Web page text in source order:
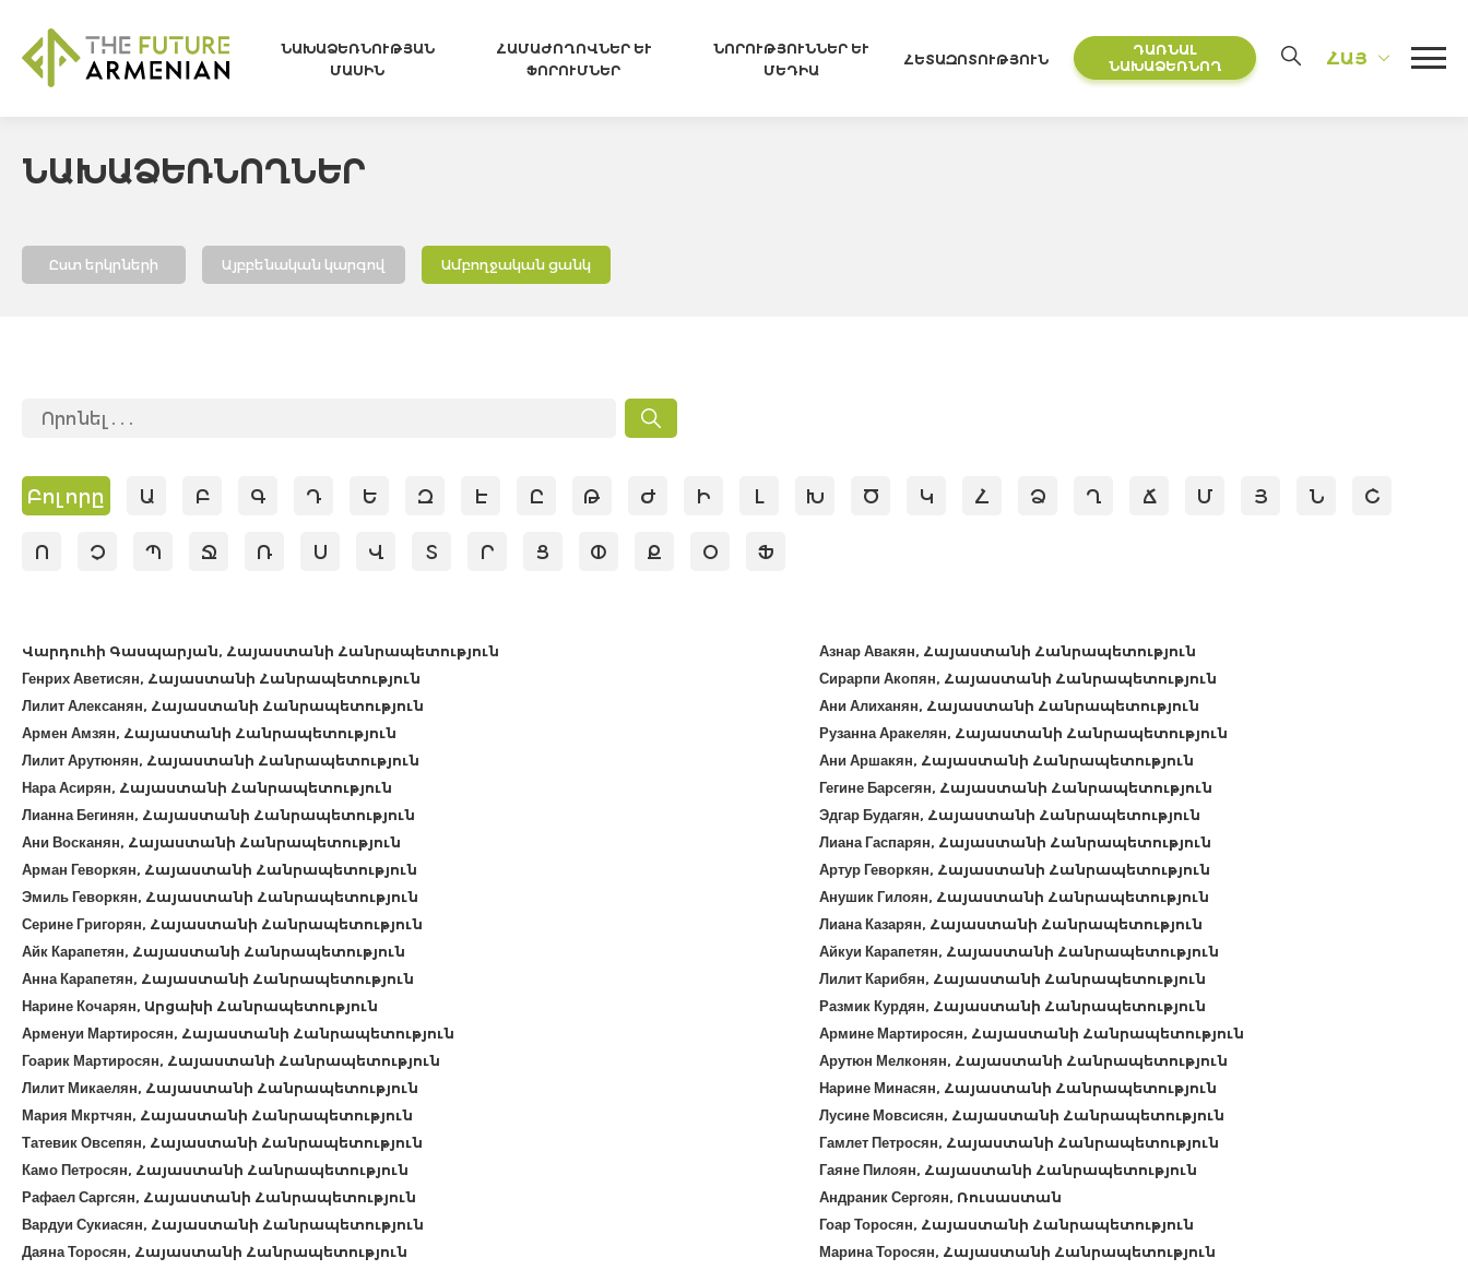
ՆԱԽԱՁԵՌՆՈՒԹՅԱՆ
ՄԱՍԻՆ
ՀԱՄԱԺՈՂՈՎՆԵՐ ԵՒ Ֆ
ՈՐՈՒՄՆԵՐ
ՆՈՐՈՒԹՅՈՒՆՆԵՐ ԵՒ Մ
ԵԴԻԱ
ՀԵՏԱԶՈՏՈՒԹՅՈՒՆ
ԴԱՌՆԱԼ
ՆԱԽԱՁԵՌՆՈՂ
ՀԱՅ
ՆԱԽԱՁԵՌՆՈՂՆԵՐ
Ըստ երկրների Այբբենական կարգով Ամբողջական ցանկ
Բոլորը Ա Բ Գ Դ Ե Զ Է Ը Թ Ժ Ի Լ Խ Ծ Կ Հ Ձ Ղ Ճ Մ Յ Ն Շ
Ո Չ Պ Ջ Ռ Ս Վ Տ Ր Ց Փ Ք Օ Ֆ
Վարդուհի Գասպարյան, Հայաստանի Հանրապետություն
Азнар Авакян, Հայաստանի Հանրապետություն
Генрих Аветисян, Հայաստանի Հանրապետություն
Сирарпи Акопян, Հայաստանի Հանրապետություն
Лилит Алексанян, Հայաստանի Հանրապետություն
Ани Алиханян, Հայաստանի Հանրապետություն
Армен Амзян, Հայաստանի Հանրապետություն
Рузанна Аракелян, Հայաստանի Հանրապետություն
Лилит Арутюнян, Հայաստանի Հանրապետություն
Ани Аршакян, Հայաստանի Հանրապետություն
Нара Асирян, Հայաստանի Հանրապետություն
Гегине Барсегян, Հայաստանի Հանրապետություն
Лианна Бегинян, Հայաստանի Հանրապետություն
Эдгар Будагян, Հայաստանի Հանրապետություն
Ани Восканян, Հայաստանի Հանրապետություն
Лиана Гаспарян, Հայաստանի Հանրապետություն
Арман Геворкян, Հայաստանի Հանրապետություն
Артур Геворкян, Հայաստանի Հանրապետություն
Эмиль Геворкян, Հայաստանի Հանրապետություն
Анушик Гилоян, Հայաստանի Հանրապետություն
Серине Григорян, Հայաստանի Հանրապետություն
Лиана Казарян, Հայաստանի Հանրապետություն
Айк Карапетян, Հայաստանի Հանրապետություն
Айкуи Карапетян, Հայաստանի Հանրապետություն
Анна Карапетян, Հայաստանի Հանրապետություն
Лилит Карибян, Հայաստանի Հանրապետություն
Нарине Кочарян, Արցախի Հանրապետություն
Размик Курдян, Հայաստանի Հանրապետություն
Арменуи Мартиросян, Հայաստանի Հանրապետություն
Армине Мартиросян, Հայաստանի Հանրապետություն
Гоарик Мартиросян, Հայաստանի Հանրապետություն
Арутюн Мелконян, Հայաստանի Հանրապետություն
Лилит Микаелян, Հայաստանի Հանրապետություն
Нарине Минасян, Հայաստանի Հանրապետություն
Мария Мкртчян, Հայաստանի Հանրապետություն
Лусине Мовсисян, Հայաստանի Հանրապետություն
Татевик Овсепян, Հայաստանի Հանրապետություն
Гамлет Петросян, Հայաստանի Հանրապետություն
Камо Петросян, Հայաստանի Հանրապետություն
Гаяне Пилоян, Հայաստանի Հանրապետություն
Рафаел Саргсян, Հայաստանի Հանրապետություն
Андраник Сергоян, Ռուսաստան
Вардуи Сукиасян, Հայաստանի Հանրապետություն
Гоар Торосян, Հայաստանի Հանրապետություն
Даяна Торосян, Հայաստանի Հանրապետություն
Марина Торосян, Հայաստանի Հանրապետություն